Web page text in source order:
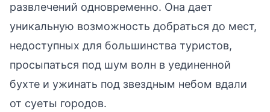
развлечений одновременно. Она дает
уникальную возможность добраться до мест,
недоступных для большинства туристов,
просыпаться под шум волн в уединенной
бухте и ужинать под звездным небом вдали
от суеты городов.